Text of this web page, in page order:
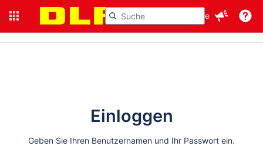
More
Einloggen
Geben Sie Ihren Benutzernamen und Ihr Passwort ein.